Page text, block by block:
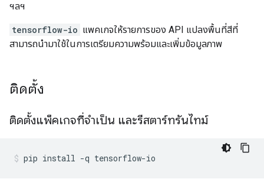
ฯลฯ
tensorflow-io แพคเกจให้รายการของ API แปลงพื้นที่สีที่
สามารถนำมาใช้ในการเตรียมความพร้อมและเพิ่มข้อมูลภาพ
ติดตั้ง
ติดตั้งแพ็คเกจที่จำเป็น และรีสตาร์ทรันไทม์
pip install -q tensorflow-io